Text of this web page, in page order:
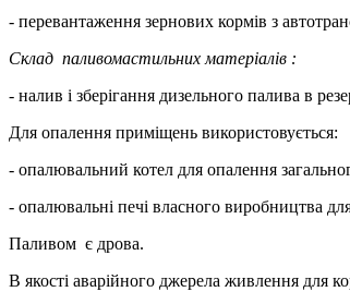
- перевантаження зернових кормів з
Cклад паливомастильних матеріалів :
- налив і зберігання дизельного палива в
Для опалення приміщень використовується:
- опалювальний котел для опалення
- опалювальні печі власного виробництва
Паливом є дрова.
В якості аварійного джерела живлення для